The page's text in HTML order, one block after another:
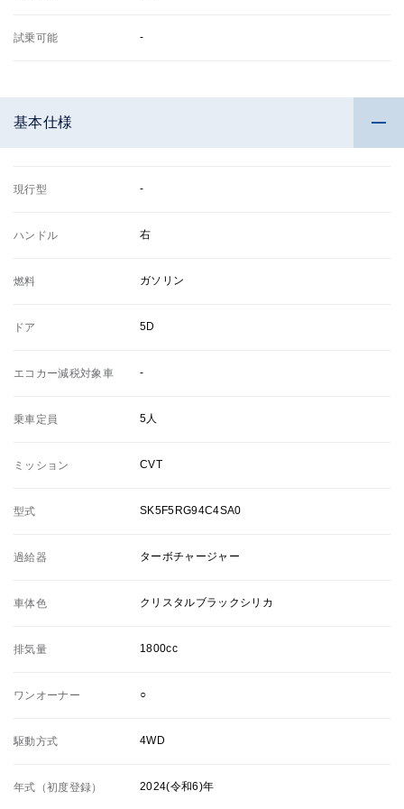
試乗可能 -
基本仕様
現行型 -
ハンドル 右
燃料 ガソリン
ドア 5D
エコカー減税対象車 -
乗車定員 5人
ミッション CVT
型式 SK5F5RG94C4SA0
過給器 ターボチャージャー
車体色 クリスタルブラックシリカ
排気量 1800cc
ワンオーナー ○
駆動方式 4WD
年式（初度登録） 2024(令和6)年